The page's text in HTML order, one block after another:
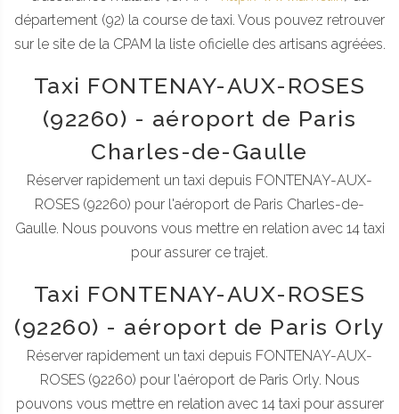
département (92) la course de taxi. Vous pouvez retrouver
sur le site de la CPAM la liste oficielle des artisans agréées.
Taxi FONTENAY-AUX-ROSES
(92260) - aéroport de Paris
Charles-de-Gaulle
Réserver rapidement un taxi depuis FONTENAY-AUX-
ROSES (92260) pour l'aéroport de Paris Charles-de-
Gaulle. Nous pouvons vous mettre en relation avec 14 taxi
pour assurer ce trajet.
Taxi FONTENAY-AUX-ROSES
(92260) - aéroport de Paris Orly
Réserver rapidement un taxi depuis FONTENAY-AUX-
ROSES (92260) pour l'aéroport de Paris Orly. Nous
pouvons vous mettre en relation avec 14 taxi pour assurer